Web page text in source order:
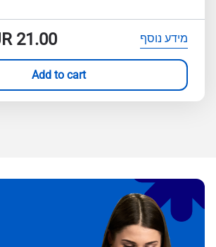
מידע נוסף 21.00
Add to cart